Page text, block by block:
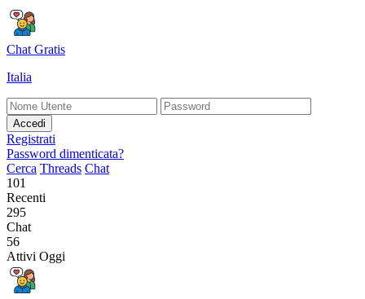
Chat Gratis
Italia
Accedi
Registrati
Password dimenticata?
Cerca Threads Chat
101
Recenti
295
Chat
56
Attivi Oggi